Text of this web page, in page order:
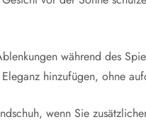
während des
hinzufügen, ohne
wenn Sie